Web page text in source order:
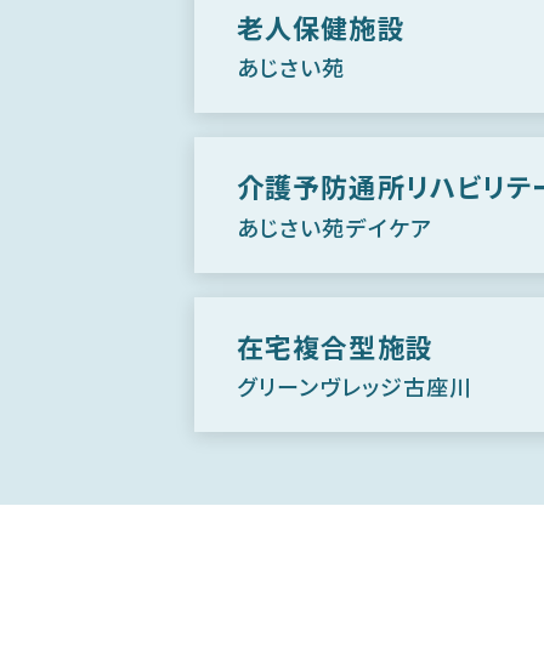
老人保健施設
あじさい苑
介護予防通所リハビリテ
あじさい苑デイケア
在宅複合型施設
グリーンヴレッジ古座川